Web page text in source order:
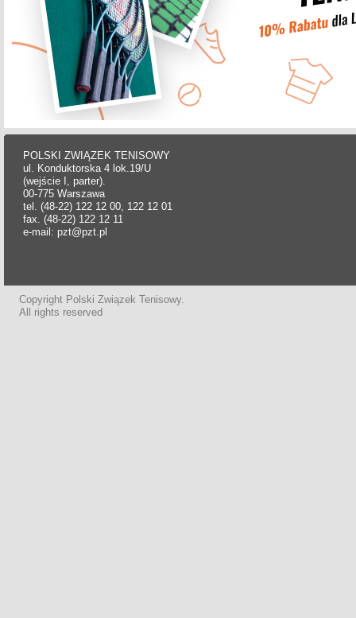
POLSKI ZWIĄZEK TENISOWY
ul. Konduktorska 4 lok.19/U
(wejście I, parter).
00-775 Warszawa
tel. (48-22) 122 12 00, 122 12 01
fax. (48-22) 122 12 11
e-mail: pzt@pzt.pl
Copyright Polski Związek Tenisowy.
All rights reserved